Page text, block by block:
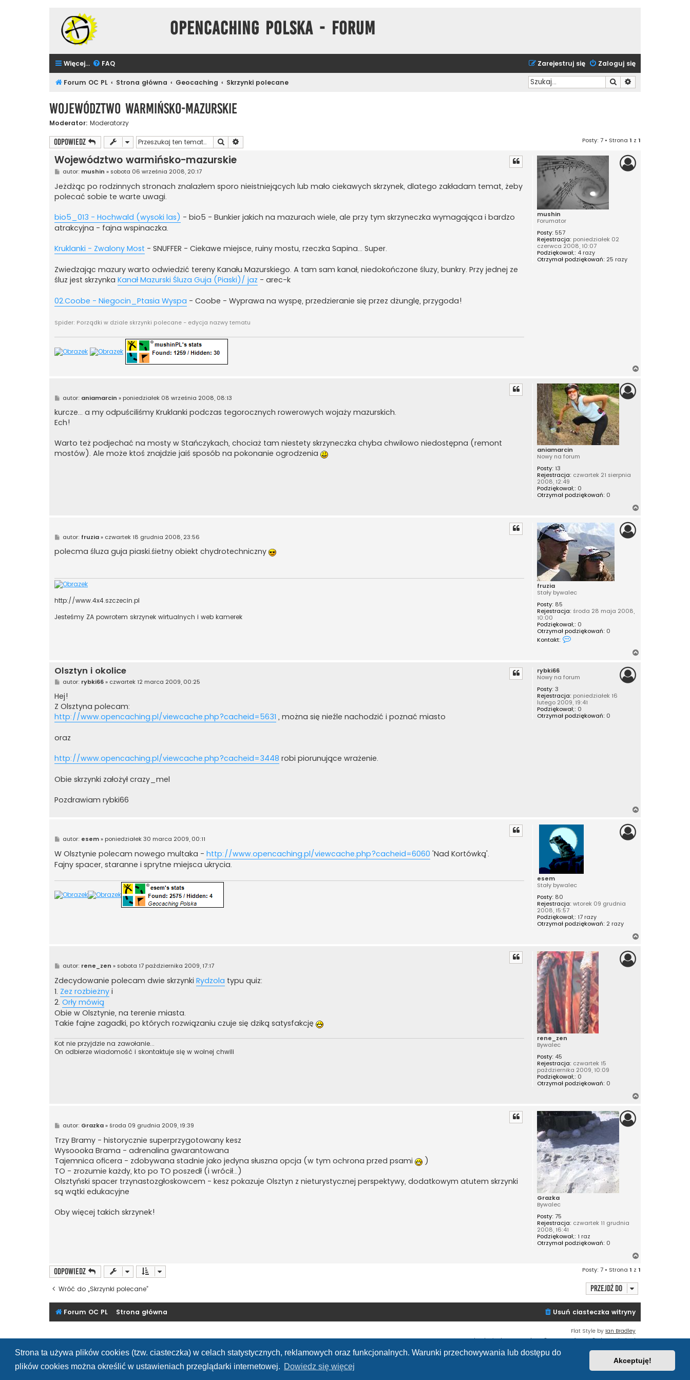
Strona ta używa plików cookies (tzw. ciasteczka) w celach statystycznych, reklamowych oraz funkcjonalnych. Warunki przechowywania lub dostępu do
plików cookies można określić w ustawieniach przeglądarki internetowej. Dowiedz się więcej
Akceptuję!
Opencaching Polska - Forum
Więcej… FAQ Zaloguj się
Zarejestruj się
Forum OC PL Strona główna Geocaching Skrzynki polecane Szukaj
Województwo warmińsko-mazurskie
Moderator: Moderatorzy
ODPOWIEDZ Szukaj Posty: 7 • Strona 1 z 1
mushin
Forumator
Posty: 557
Rejestracja: poniedziałek 02
czerwca 2008, 10:07
Podziękował;: 4 razy
Otrzymał podziękowań: 25 razy
Województwo warmińsko-mazurskie
P
s
t
autor: mushin » sobota 06 września 2008, 20:17
Jeżdżąc po rodzinnych stronach znalazłem sporo nieistniejących lub mało ciekawych skrzynek, dlatego zakładam temat, żeby
polecać sobie te warte uwagi.
bio5_013 - Hochwald (wysoki las) - bio5 - Bunkier jakich na mazurach wiele, ale przy tym skrzyneczka wymagająca i bardzo
atrakcyjna - fajna wspinaczka.
Kruklanki - Zwalony Most - SNUFFER - Ciekawe miejsce, ruiny mostu, rzeczka Sapina... Super.
Zwiedzając mazury warto odwiedzić tereny Kanału Mazurskiego. A tam sam kanał, niedokończone śluzy, bunkry. Przy jednej ze
śluz jest skrzynka Kanał Mazurski Śluza Guja (Piaski)/ jaz - arec-k
02.Coobe - Niegocin_Ptasia Wyspa - Coobe - Wyprawa na wyspę, przedzieranie się przez dżunglę, przygoda!
Spider: Porządki w dziale skrzynki polecane - edycja nazwy tematu
aniamarcin
Nowy na forum
Posty: 13
Rejestracja: czwartek 21 sierpnia
2008, 12:49
Podziękował;: 0
Otrzymał podziękowań: 0
P
s
t
autor: aniamarcin » poniedziałek 08 września 2008, 08:13
kurcze... a my odpuściliśmy Kruklanki podczas tegorocznych rowerowych wojaży mazurskich.
Ech!
Warto też podjechać na mosty w Stańczykach, chociaż tam niestety skrzyneczka chyba chwilowo niedostępna (remont
mostów). Ale może ktoś znajdzie jaiś sposób na pokonanie ogrodzenia
fruzia
Stały bywalec
Posty: 85
Rejestracja: środa 28 maja 2008,
10:00
Podziękował;: 0
Otrzymał podziękowań: 0
Kontakt:
k
j
s
i
ę
P
s
t
autor: fruzia» czwartek 18 grudnia 2008, 23:56
polecma śluza guja piaski.śietny obiekt chydrotechniczny
http://www.4x4.szczecin.pl
Jesteśmy ZA powrotem skrzynek wirtualnych i web kamerek
rybki66
Nowy na forum
Posty: 3
Rejestracja: poniedziałek 16
lutego 2009, 19:41
Podziękował;: 0
Otrzymał podziękowań: 0
Olsztyn i okolice
P
s
t
autor: rybki66» czwartek 12 marca 2009, 00:25
Hej!
Z Olsztyna polecam:
http://www.opencaching.pl/viewcache.php?cacheid=5631 , można się nieźle nachodzić i poznać miasto
oraz
http://www.opencaching.pl/viewcache.php?cacheid=3448 robi piorunujące wrażenie.
Obie skrzynki założył crazy_mel
Pozdrawiam rybki66
esem
Stały bywalec
Posty: 80
Rejestracja: wtorek 09 grudnia
2008, 15:57
Podziękował;: 17 razy
Otrzymał podziękowań: 2 razy
P
s
t
autor: esem» poniedziałek 30 marca 2009, 00:11
W Olsztynie polecam nowego multaka - http://www.opencaching.pl/viewcache.php?cacheid=6060 'Nad Kortówką'.
Fajny spacer, staranne i sprytne miejsca ukrycia.
rene_zen
Bywalec
Posty: 45
Rejestracja: czwartek 15
października 2009, 10:09
Podziękował;: 0
Otrzymał podziękowań: 0
P
s
t
autor: rene_zen » sobota 17 października 2009, 17:17
Zdecydowanie polecam dwie skrzynki Rydzola typu quiz:
1. Zez rozbieżny i
2. Orły mówią
Obie w Olsztynie, na terenie miasta.
Takie fajne zagadki, po których rozwiązaniu czuje się dziką satysfakcję
Kot nie przyjdzie na zawołanie...
On odbierze wiadomość i skontaktuje się w wolnej chwili
Grazka
Bywalec
Posty: 75
Rejestracja: czwartek 11 grudnia
2008, 16:41
Podziękował;: 1 raz
Otrzymał podziękowań: 0
P
s
t
autor: Grazka» środa 09 grudnia 2009, 19:39
Trzy Bramy - historycznie superprzygotowany kesz
Wysoooka Brama - adrenalina gwarantowana
Tajemnica oficera - zdobywana stadnie jako jedyna słuszna opcja (w tym ochrona przed psami
)
TO - zrozumie każdy, kto po TO poszedł (i wrócił...)
Olsztyński spacer trzynastozgłoskowcem - kesz pokazuje Olsztyn z nieturystycznej perspektywy, dodatkowym atutem skrzynki
są wątki edukacyjne
Oby więcej takich skrzynek!
ę
ODPOWIEDZ Posty: 7 • Strona 1 z 1
Wróć do „Skrzynki polecane” Przejdź do
Forum OC PL Strona główna Usuń ciasteczka witryny
Flat Style by Ian Bradley
Technologię dostarczaphpBB® Forum Software © phpBB Limited
Polski pakiet językowy dostarczaphpBB.pl
Zasady ochrony danych osobowych
Regulamin